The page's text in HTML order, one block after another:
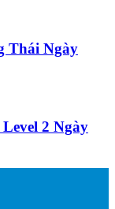
Thái Ngày
2 Ngày